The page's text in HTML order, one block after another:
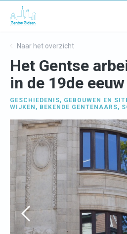
Naar het overzicht
Het Gentse
in de 19de eeuw
GESCHIEDENIS, GEBOUWEN EN
WIJKEN , BEKENDE GENTENAARS,